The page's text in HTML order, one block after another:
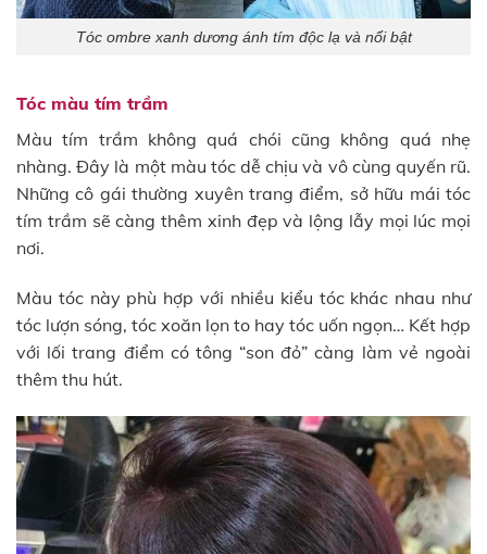
Tóc ombre xanh dương ánh tím độc lạ và nổi bật
Tóc màu tím trầm
Màu tím trầm không quá chói cũng không quá nhẹ
nhàng. Đây là một màu tóc dễ chịu và vô cùng quyến rũ.
Những cô gái thường xuyên trang điểm, sở hữu mái tóc
tím trầm sẽ càng thêm xinh đẹp và lộng lẫy mọi lúc mọi
nơi.
Màu tóc này phù hợp với nhiều kiểu tóc khác nhau như
tóc lượn sóng, tóc xoăn lọn to hay tóc uốn ngọn… Kết hợp
với lối trang điểm có tông “son đỏ” càng làm vẻ ngoài
thêm thu hút.